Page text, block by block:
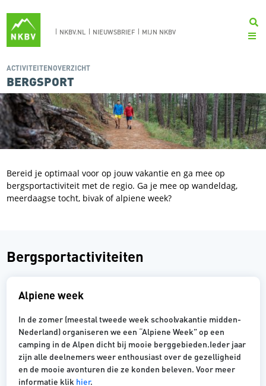
NKBV.NL NIEUWSBRIEF MIJN NKBV
ACTIVITEITENOVERZICHT
BERGSPORT
Bereid je optimaal voor op jouw vakantie en ga mee op
bergsportactiviteit met de regio. Ga je mee op wandeldag,
meerdaagse tocht, bivak of alpiene week?
Bergsportactiviteiten
Alpiene week
In de zomer (meestal tweede week schoolvakantie midden-
Nederland) organiseren we een “Alpiene Week” op een
camping in de Alpen dicht bij mooie berggebieden.Ieder jaar
zijn alle deelnemers weer enthousiast over de gezelligheid
en de mooie avonturen die ze konden beleven. Voor meer
informatie klik hier.